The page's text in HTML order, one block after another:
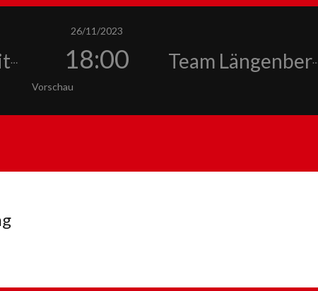
26/11/2023
18:00
Vorschau